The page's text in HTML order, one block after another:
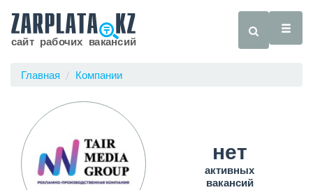
Главная Компании
нет
активных
вакансий